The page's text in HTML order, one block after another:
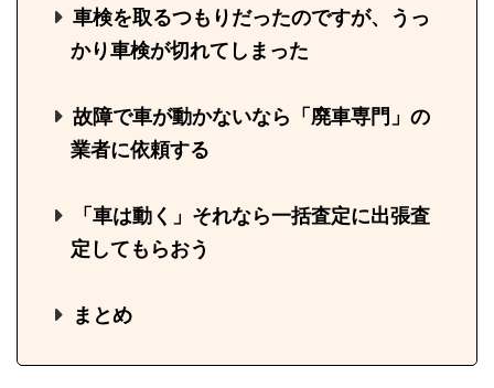
車検を取るつもりだったのですが、うっ
かり車検が切れてしまった
故障で車が動かないなら「廃車専門」の
業者に依頼する
「車は動く」それなら一括査定に出張査
定してもらおう
まとめ